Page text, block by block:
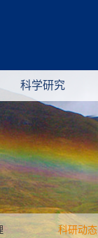
科学研究
科研动态